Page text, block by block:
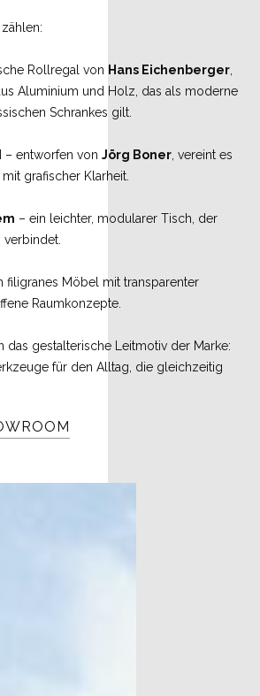
Rollregal von Hans Eichenberger
Aluminium und Holz, das als moderne
Schrankes gilt.
– entworfen von Jörg Boner , vereint es
grafischer Klarheit.
– ein leichter, modularer Tisch, der
filigranes Möbel mit transparenter
Raumkonzepte.
das gestalterische Leitmotiv der Marke:
für den Alltag, die gleichzeitig